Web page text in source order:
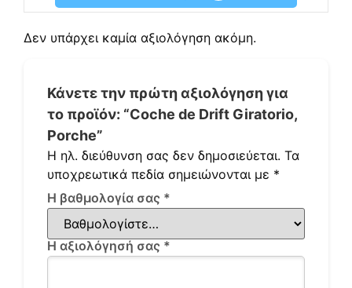
Δεν υπάρχει καμία αξιολόγηση ακόμη.
Κάνετε την πρώτη αξιολόγηση για
το προϊόν: “Coche de Drift Giratorio,
Porche”
Η ηλ. διεύθυνση σας δεν δημοσιεύεται. Τα
υποχρεωτικά πεδία σημειώνονται με *
Η βαθμολογία σας *
Η αξιολόγησή σας *